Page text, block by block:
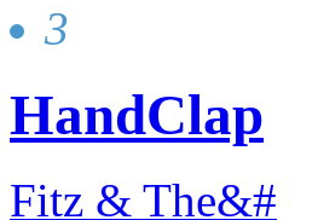
3
HandClap
Fitz & The&#